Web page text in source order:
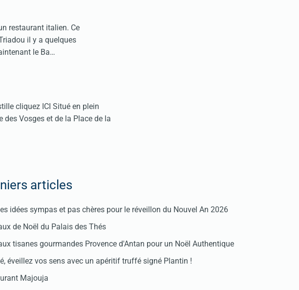
restaurant italien. Ce
il y a quelques
le Ba…
cliquez ICI Situé en plein
Vosges et de la Place de la
articles
idées sympas et pas chères pour le réveillon du Nouvel An 2026
de Noël du Palais des Thés
tisanes gourmandes Provence d'Antan pour un Noël Authentique
éveillez vos sens avec un apéritif truffé signé Plantin !
Majouja